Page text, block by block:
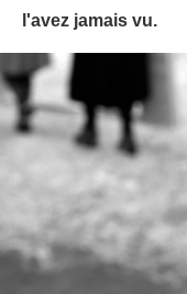
l'avez jamais vu.